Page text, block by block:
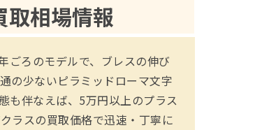
取相場情報
ごろのモデルで、ブレスの伸び
の少ないピラミッドローマ文字
も伴なえば、5万円以上のプラス
ラスの買取価格で迅速・丁寧に